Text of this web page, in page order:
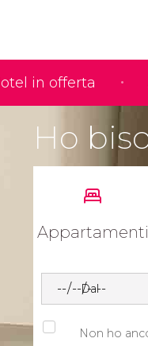
in offerta
Ho
Appartamenti
Dal
Non ho